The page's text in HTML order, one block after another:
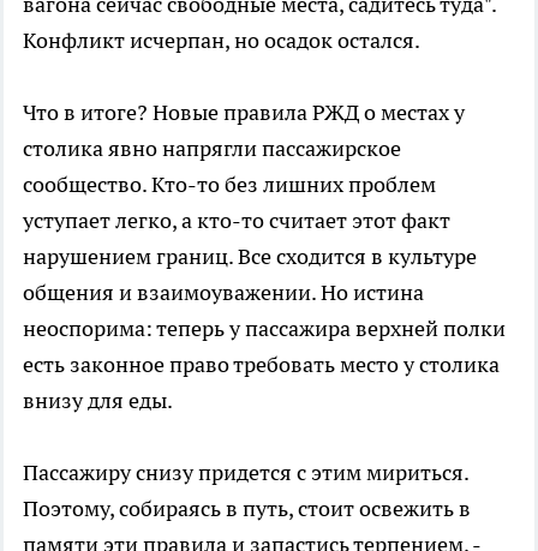
Конфликт исчерпан, но осадок остался.
Что в итоге? Новые правила РЖД о местах у
столика явно напрягли пассажирское
сообщество. Кто-то без лишних проблем
уступает легко, а кто-то считает этот факт
нарушением границ. Все сходится в культуре
общения и взаимоуважении. Но истина
неоспорима: теперь у пассажира верхней полки
есть законное право требовать место у столика
внизу для еды.
Пассажиру снизу придется с этим мириться.
Поэтому, собираясь в путь, стоит освежить в
памяти эти правила и запастись терпением, -